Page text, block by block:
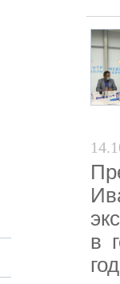
в